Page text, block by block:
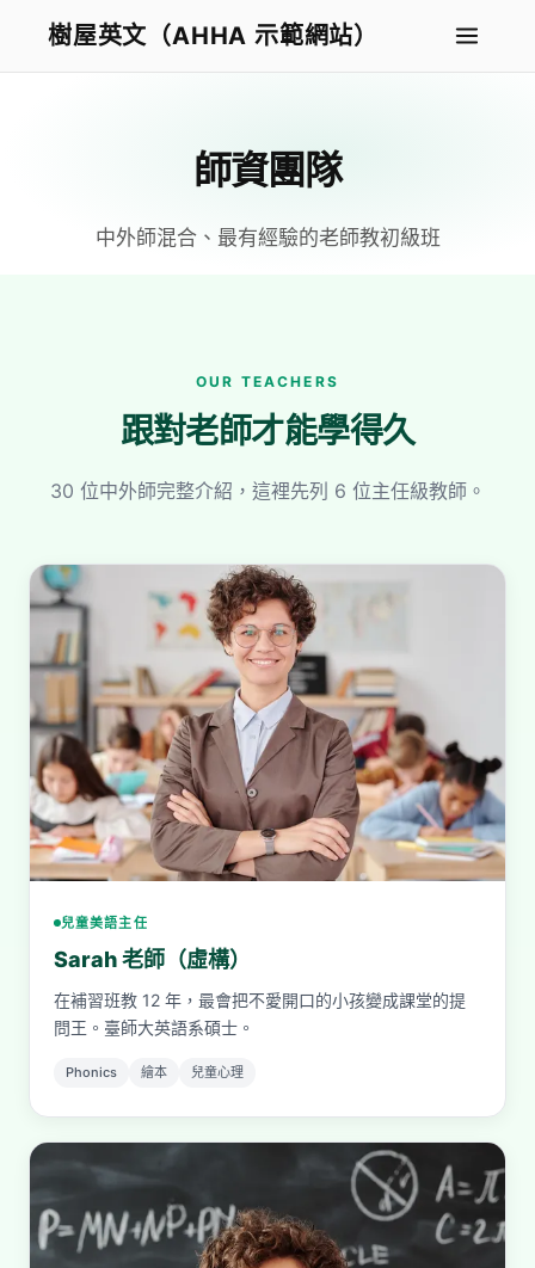
樹屋英文（AHHA 示範網站）
師資團隊
中外師混合、最有經驗的老師教初級班